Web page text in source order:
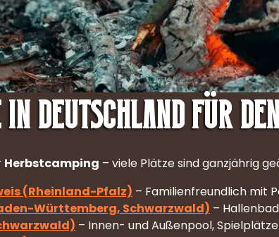
in Deutschland für
Herbstcamping – viele Plätze sind ganzjährig
(Rheinland-Pfalz) – Familienfreundlich mit
Württemberg, Schwarzwald) –
– Innen- und Außenpool,